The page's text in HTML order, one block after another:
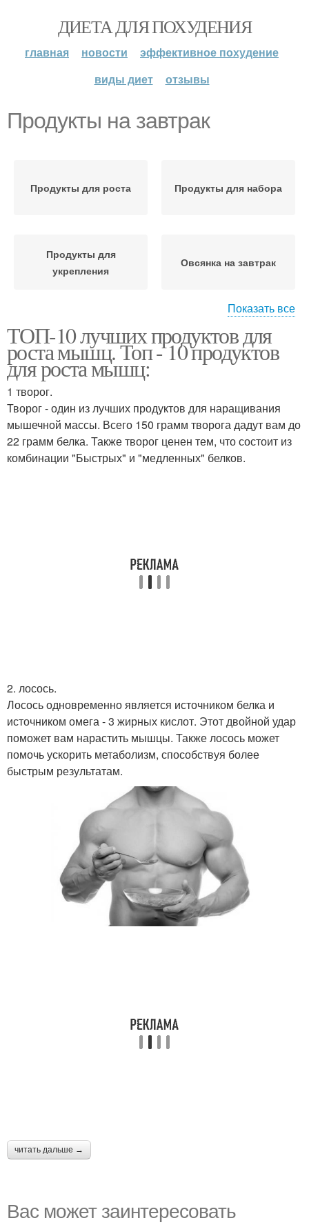
ДИЕТА ДЛЯ ПОХУДЕНИЯ
главная новости
эффективное похудение
виды диет
отзывы
Продукты на завтрак
Продукты для роста Продукты для набора
Продукты для
укрепления
Овсянка на завтрак
Ореховый завтрак
Показать все
ТОП-10 лучших продуктов для
роста мышц. Топ - 10 продуктов
для роста мышц:
1 творог.
Творог - один из лучших продуктов для наращивания
мышечной массы. Всего 150 грамм творога дадут вам до
22 грамм белка. Также творог ценен тем, что состоит из
комбинации "Быстрых" и "медленных" белков.
2. лосось.
Лосось одновременно является источником белка и
источником омега - 3 жирных кислот. Этот двойной удар
поможет вам нарастить мышцы. Также лосось может
помочь ускорить метаболизм, способствуя более
быстрым результатам.
читать дальше →
Вас может заинтересовать